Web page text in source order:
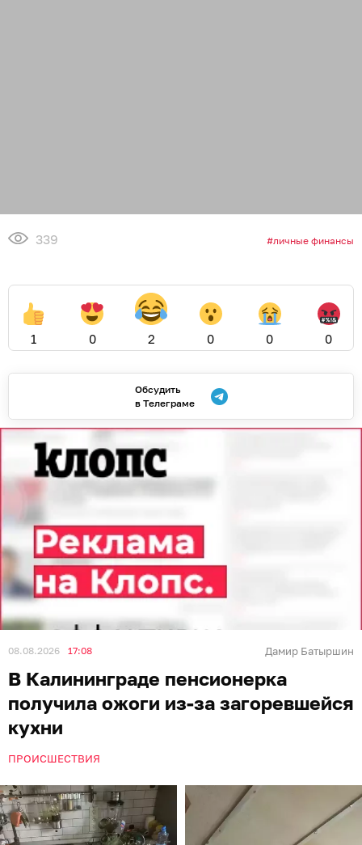
339 личные финансы
1 0 2 0 0 0
Обсудить
в Телеграме
08.08.2026 17:08 Дамир Батыршин
В Калининграде пенсионерка
получила ожоги из-за загоревшейся
кухни
ПРОИСШЕСТВИЯ